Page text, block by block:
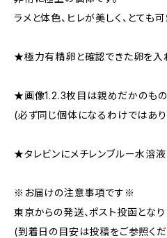
ラメと体色、ヒレが美しく、とても可
★極力有精卵と確認できた卵を入
★画像1.2.3枚目は親めだかのもの
(必ず同じ個体になるわけではあ
★タレビンにメチレンブルー水溶液
※お届けの注意事項です※
東京からの発送、ポスト投函となり
(到着日の目安は投稿をご参照くだ